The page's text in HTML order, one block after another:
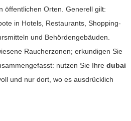
öffentlichen Orten. Generell gilt:
in Hotels, Restaurants, Shopping-
und Behördengebäuden.
Raucherzonen; erkundigen Sie
nutzen Sie Ihre dubai
und nur dort, wo es ausdrücklich